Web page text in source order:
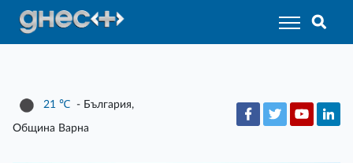
21 ℃ - България,
Община Варна